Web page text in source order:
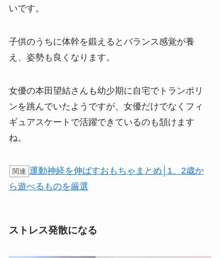
いです。
子供のうちに体幹を鍛えるとバランス感覚が養
え、姿勢も良くなります。
女優の本田望結さんも幼少期に自宅でトランポリ
ンを跳んでいたようですが、女優だけでなくフィ
ギュアスケートで活躍できているのも頷けます
ね。
関連 運動神経を伸ばすおもちゃまとめ│1、2歳か
ら遊べるものを厳選
ストレス発散になる